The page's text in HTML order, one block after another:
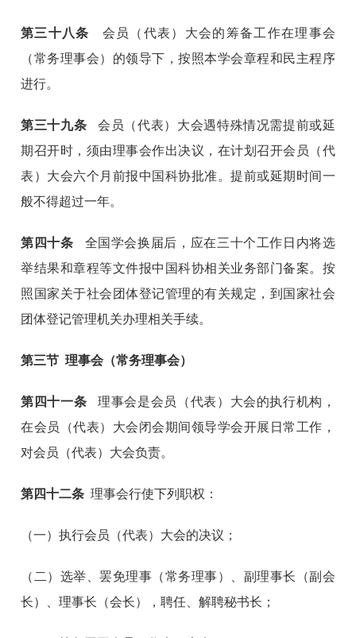
第三十八条
会员（代表）大会的筹备工作在理事会
（常务理事会）的领导下，按照本学会章程和民主程序
进行。
第三十九条 会员（代表）大会遇特殊情况需提前或延
期召开时，须由理事会作出决议，在计划召开会员（代
表）大会六个月前报中国科协批准。提前或延期时间一
般不得超过一年。
第 四十条 全国学会换届后，应在三十个工作日内将选
举结果和章程等文件报中国科协相关业务部门备案。按
照国家关于社会团体登记管理的有关规定，到国家社会
团体登记管理机关办理相关手续。
第三节 理事会（常务理事会）
第 四十一条 理事会是会员（代表）大会的执行机构，
在会员（代表）大会闭会期间领导学会开展日常工作，
对会员（代表）大会负责。
第四十二条 理事会行使下列职权：
（一）执行会员（代表）大会的决议；
（二）选举、罢免理事（常务理事）、副理事长（副会
长）、理事长（会长），聘任、解聘秘书长；